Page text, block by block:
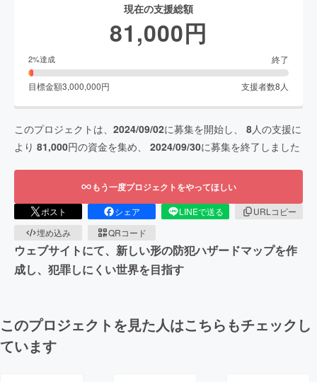
現在の支援総額
81,000円
2%達成 終了
目標金額3,000,000円 支援者数8 人
このプロジェクトは、 2024/09/02に募集を開始し、 8人の支援に
より 81,000円の資金を集め、 2024/09/30に募集を終了しました
もう一度プロジェクトをやってほしい
ポスト シェア LINEで送る
URLコピー
埋め込み
QRコード
ウェブサイトにて、新しい形の防犯ハザードマップを作
成し、犯罪しにくい世界を目指す
このプロジェクトを見た人はこちらもチェックし
ています